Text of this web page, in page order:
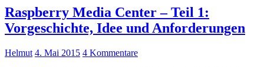
Raspberry Media Center – Teil 1:
Vorgeschichte, Idee und Anforderungen
Helmut 4. Mai 2015 4 Kommentare